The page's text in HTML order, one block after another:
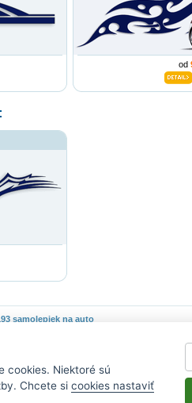
od
samolepiek na auto
cookies. Niektoré sú
Chcete si cookies nastaviť